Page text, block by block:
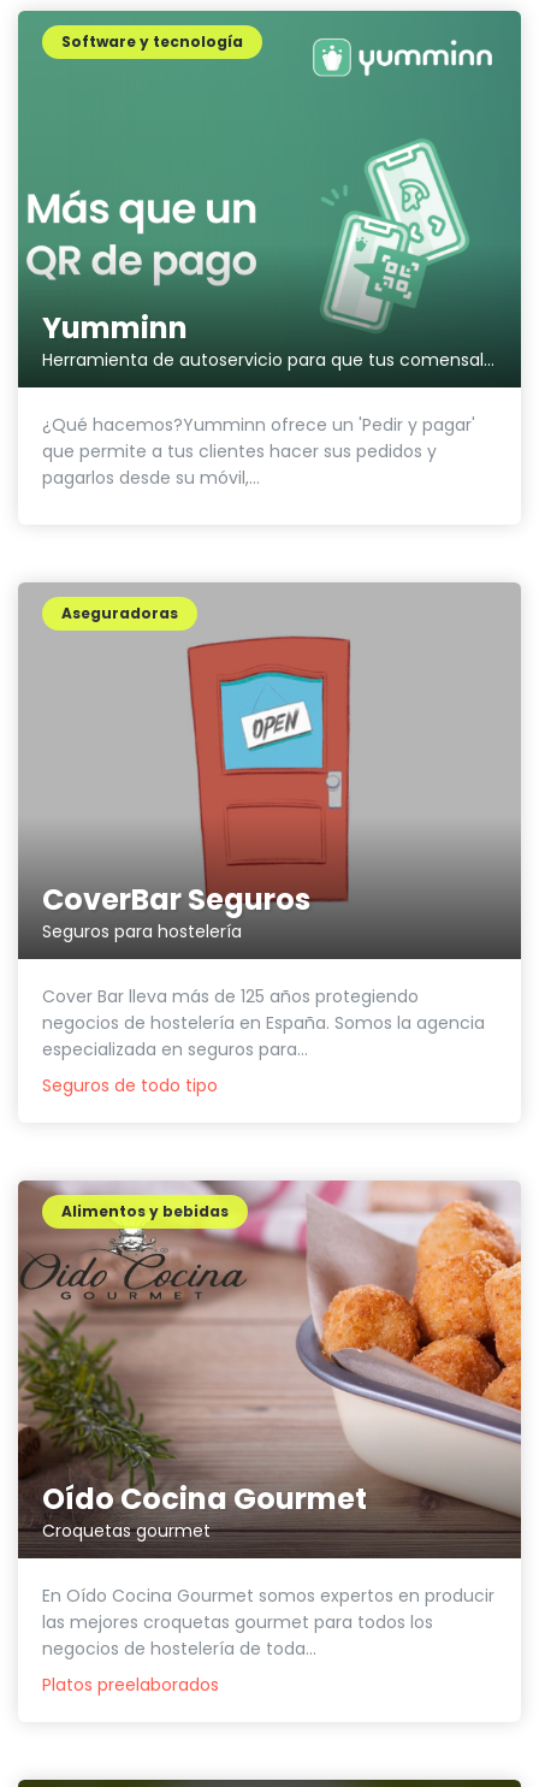
Yumminn
Herramienta de autoservicio para que tus comensales pidan y paguen desde sus móviles.
Software y tecnología
¿Qué hacemos?Yumminn ofrece un 'Pedir y pagar'
que permite a tus clientes hacer sus pedidos y
pagarlos desde su móvil,...
CoverBar Seguros
Seguros para hostelería
Aseguradoras
Cover Bar lleva más de 125 años protegiendo
negocios de hostelería en España. Somos la agencia
especializada en seguros para...
Seguros de todo tipo
Oído Cocina Gourmet
Croquetas gourmet
Alimentos y bebidas
En Oído Cocina Gourmet somos expertos en producir
las mejores croquetas gourmet para todos los
negocios de hostelería de toda...
Platos preelaborados